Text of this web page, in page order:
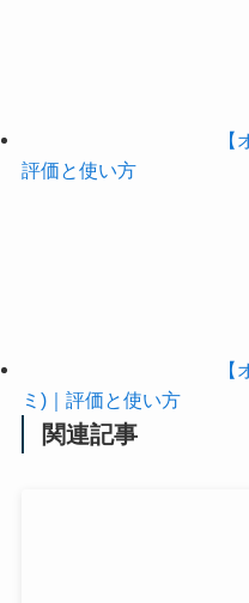
評価と使い方
ミ)｜評価と使い方
関連記事